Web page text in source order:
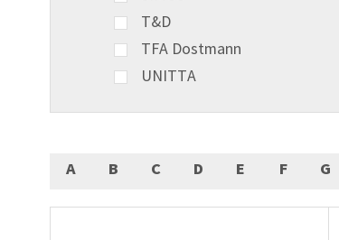
T&D
TFA Dostmann
UNITTA
A B C D E F G